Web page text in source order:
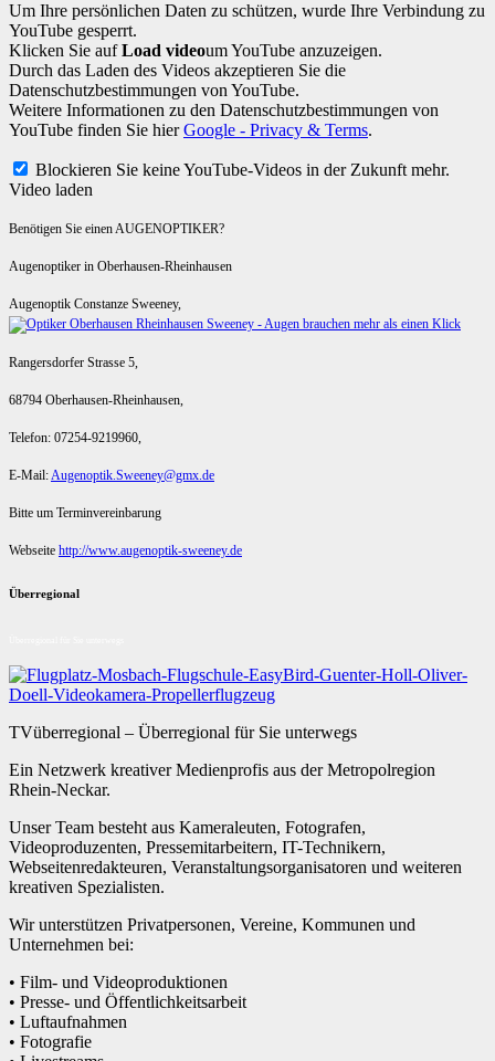
Um Ihre persönlichen Daten zu schützen, wurde Ihre Verbindung zu
YouTube gesperrt.
Klicken Sie aufLoad videoum YouTube anzuzeigen.
Durch das Laden des Videos akzeptieren Sie die
Datenschutzbestimmungen von YouTube.
Weitere Informationen zu den Datenschutzbestimmungen von
YouTube finden Sie hierGoogle - Privacy & Terms.
Blockieren Sie keine YouTube-Videos in der Zukunft mehr.
Video laden
Benötigen Sie einen AUGENOPTIKER?
Augenoptiker in Oberhausen-Rheinhausen
Augenoptik Constanze Sweeney,
Rangersdorfer Strasse 5,
68794 Oberhausen-Rheinhausen,
Telefon: 07254-9219960,
E-Mail:Augenoptik.Sweeney@gmx.de
Bitte um Terminvereinbarung
Webseite http://www.augenoptik-sweeney.de
Überregional
TVüberregional – Überregional für Sie unterwegs
Ein Netzwerk kreativer Medienprofis aus der Metropolregion
Rhein-Neckar.
Unser Team besteht aus Kameraleuten, Fotografen,
Videoproduzenten, Pressemitarbeitern, IT-Technikern,
Webseitenredakteuren, Veranstaltungsorganisatoren und weiteren
kreativen Spezialisten.
Wir unterstützen Privatpersonen, Vereine, Kommunen und
Unternehmen bei:
• Film- und Videoproduktionen
• Presse- und Öffentlichkeitsarbeit
• Luftaufnahmen
• Fotografie